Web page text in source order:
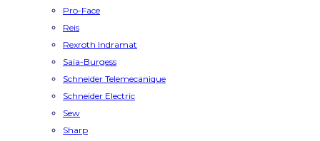
Pro-Face
Reis
Rexroth Indramat
Saia-Burgess
Schneider Telemecanique
Schneider Electric
Sew
Sharp